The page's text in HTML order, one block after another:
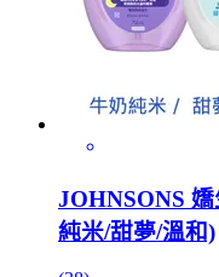
JOHNSONS
純米/甜夢/溫和)